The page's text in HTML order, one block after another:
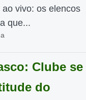
vivo: os elencos
que...
Clube se
do